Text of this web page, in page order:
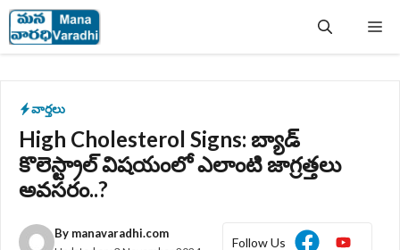
Skip
to
content
వార్తలు
High Cholesterol Signs: బ్యాడ్
కొలెస్ట్రాల్ విషయంలో ఎలాంటి జాగ్రత్తలు
అవసరం..?
By manavaradhi.com
Follow Us